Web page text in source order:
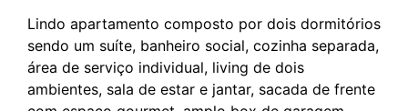
Lindo apartamento composto por dois dormitórios
sendo um suíte, banheiro social, cozinha separada,
área de serviço individual, living de dois
ambientes, sala de estar e jantar, sacada de frente